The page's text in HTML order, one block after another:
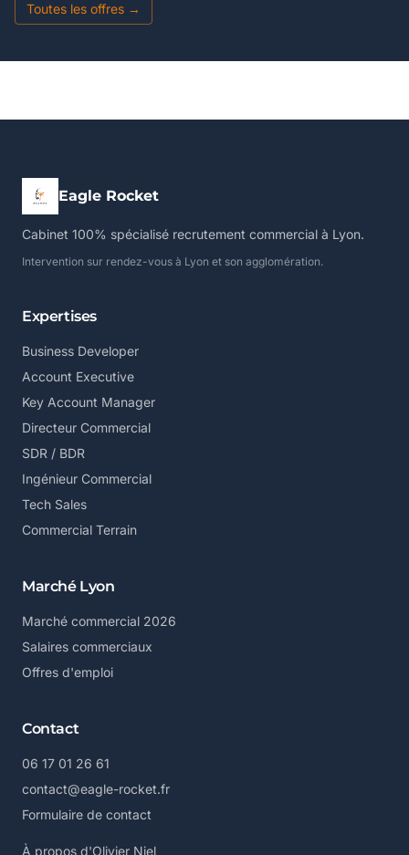
Toutes les offres →
Eagle Rocket
Cabinet 100% spécialisé recrutement commercial à Lyon.
Intervention sur rendez-vous à Lyon et son agglomération.
Expertises
Business Developer
Account Executive
Key Account Manager
Directeur Commercial
SDR / BDR
Ingénieur Commercial
Tech Sales
Commercial Terrain
Marché Lyon
Marché commercial 2026
Salaires commerciaux
Offres d'emploi
Contact
06 17 01 26 61
contact@eagle-rocket.fr
Formulaire de contact
À propos d'Olivier Niel